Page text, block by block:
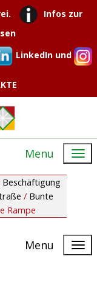
Infos zur
LinkedIn und
Menu
Beschäftigung
/ Bunte
Rampe
Menu